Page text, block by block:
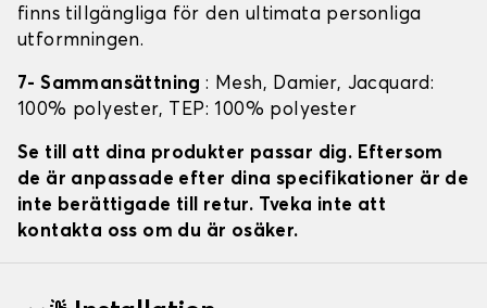
finns tillgängliga för den ultimata personliga
utformningen.
7- Sammansättning: Mesh, Damier, Jacquard:
100% polyester, TEP: 100% polyester
Se till att dina produkter passar dig. Eftersom
de är anpassade efter dina specifikationer är de
inte berättigade till retur. Tveka inte att
kontakta oss om du är osäker.